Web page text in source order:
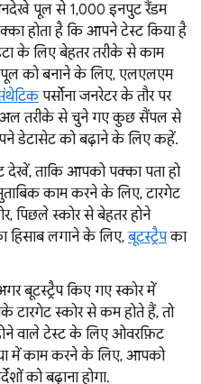
पूल से 1,000 इनपुट रैंडम
होता है कि आपने टेस्ट किया है
के लिए बेहतर तरीके से काम
को बनाने के लिए, एलएलएम
पर्सोना जनरेटर के तौर पर
तरीके से चुने गए कुछ सैंपल से
डेटासेट को बढ़ाने के लिए कहें.
देखें, ताकि आपको पक्का पता हो
काम करने के लिए, टारगेट
पिछले स्कोर से बेहतर होने
हिसाब लगाने के लिए,बूटस्ट्रैपका
बूटस्ट्रैप किए गए स्कोर में
टारगेट स्कोर से कम होते हैं, तो
वाले टेस्ट के लिए ओवरफ़िट
में काम करने के लिए, आपको
को बढ़ाना होगा.